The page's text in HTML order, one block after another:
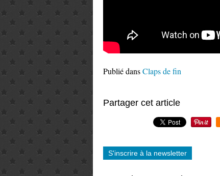
Publié dansClaps de fin
Partager cet article
S'inscrire à la newsletter